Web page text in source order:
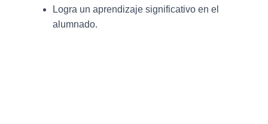
Logra un aprendizaje significativo en el
alumnado.